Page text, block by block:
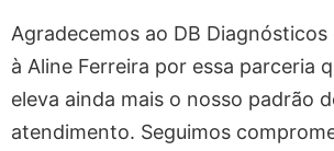
Agradecemos ao DB Diagnósticos
à Aline Ferreira por essa parceria
eleva ainda mais o nosso padrão
atendimento. Seguimos